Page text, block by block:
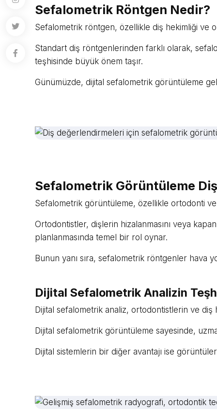
Sefalometrik Röntgen Nedir?
Sefalometrik röntgen, özellikle diş hekimliği ve
Standart diş röntgenlerinden farklı olarak,
teşhisinde büyük önem taşır.
Günümüzde, dijital sefalometrik görüntüleme
Sefalometrik Görüntüleme
Sefalometrik görüntüleme, özellikle ortodonti
Ortodontistler, dişlerin hizalanmasını veya
planlanmasında temel bir rol oynar.
Bunun yanı sıra, sefalometrik röntgenler hava
Dijital Sefalometrik Analizin
Dijital sefalometrik analiz, ortodontistlerin ve diş
Dijital sefalometrik görüntüleme sayesinde,
Dijital sistemlerin bir diğer avantajı ise